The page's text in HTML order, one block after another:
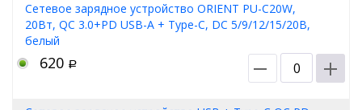
Сетевое зарядное устройство ORIENT PU-C20W,
20Вт, QC 3.0+PD USB-A + Type-C, DC 5/9/12/15/20В,
белый
620 Р